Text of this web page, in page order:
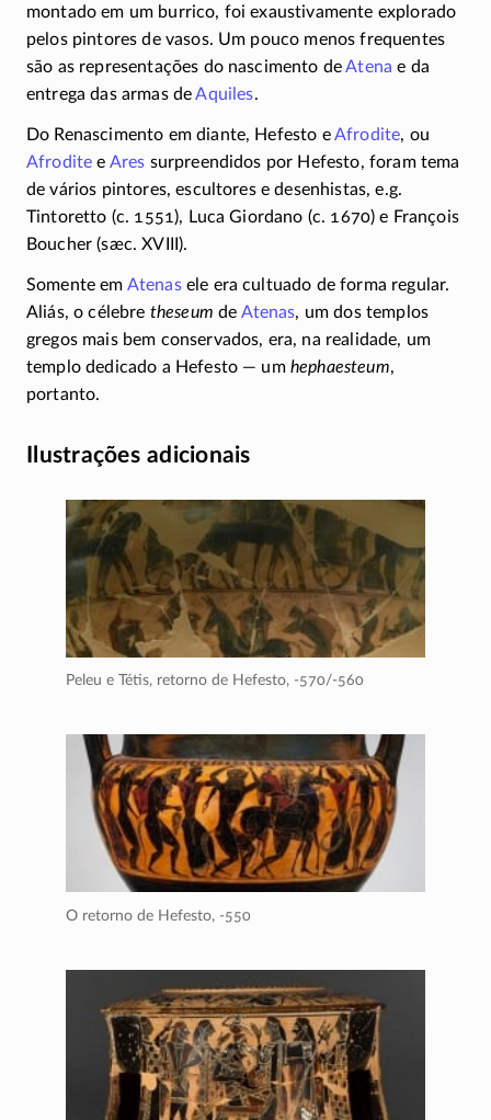
montado em um burrico, foi exaustivamente explorado
pelos pintores de vasos. Um pouco menos frequentes
são as representações do nascimento deAtena e da
entrega das armas deAquiles.
Do Renascimento em diante, Hefesto eAfrodite, ou
Afrodite e Ares surpreendidos por Hefesto, foram tema
de vários pintores, escultores e desenhistas, e.g.
Tintoretto (c. 1551), Luca Giordano (c. 1670) e François
Boucher (sæc. XVIII).
Somente em Atenasele era cultuado de forma regular.
Aliás, o célebre theseum de Atenas, um dos templos
gregos mais bem conservados, era, na realidade, um
templo dedicado a Hefesto — um hephaesteum,
portanto.
Ilustrações adicionais
Peleu e Tétis, retorno de Hefesto, -570/-560
O retorno de Hefesto, -550